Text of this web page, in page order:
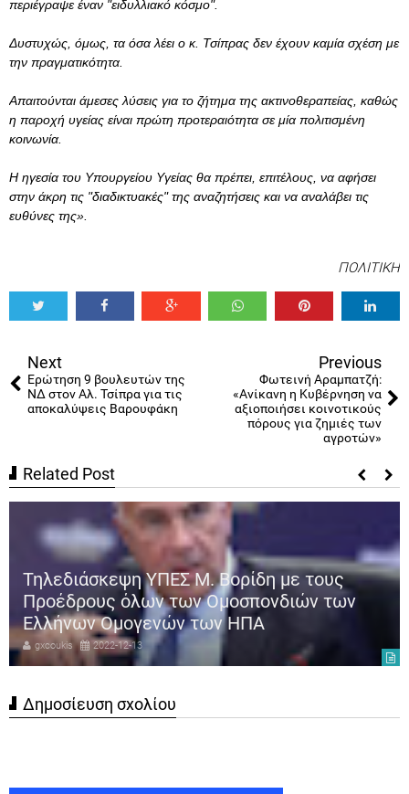
περιέγραψε έναν "ειδυλλιακό κόσμο".
Δυστυχώς, όμως, τα όσα λέει ο κ. Τσίπρας δεν έχουν καμία σχέση με
την πραγματικότητα.
Απαιτούνται άμεσες λύσεις για το ζήτημα της ακτινοθεραπείας, καθώς
η παροχή υγείας είναι πρώτη προτεραιότητα σε μία πολιτισμένη
κοινωνία.
Η ηγεσία του Υπουργείου Υγείας θα πρέπει, επιτέλους, να αφήσει
στην άκρη τις "διαδικτυακές" της αναζητήσεις και να αναλάβει τις
ευθύνες της».
ΠΟΛΙΤΙΚΗ
Next
Ερώτηση 9 βουλευτών της
ΝΔ στον Αλ. Τσίπρα για τις
αποκαλύψεις Βαρουφάκη
Previous
Φωτεινή Αραμπατζή:
«Ανίκανη η Κυβέρνηση να
αξιοποιήσει κοινοτικούς
πόρους για ζημιές των
αγροτών»
Related Post
Τηλεδιάσκεψη ΥΠΕΣ Μ. Βορίδη με τους
Προέδρους όλων των Ομοσπονδιών των
Ελλήνων Ομογενών των ΗΠΑ
gxcoukis 2022-12-13
Δημοσίευση σχολίου